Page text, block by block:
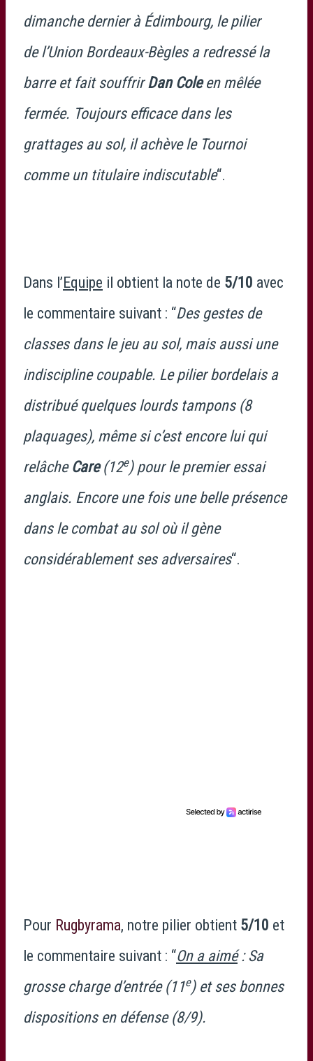
dimanche dernier à Édimbourg, le pilier
de l’Union Bordeaux-Bègles a redressé la
barre et fait souffrir Dan Coleen mêlée
fermée. Toujours efficace dans les
grattages au sol, il achève le Tournoi
comme un titulaire indiscutable“.
Dans l’Equipe il obtient la note de 5/10 avec
le commentaire suivant : “Des gestes de
classes dans le jeu au sol, mais aussi une
indiscipline coupable. Le pilier bordelais a
distribué quelques lourds tampons (8
plaquages), même si c’est encore lui qui
relâche Care(12e) pour le premier essai
anglais. Encore une fois une belle présence
dans le combat au sol où il gène
considérablement ses adversaires“.
Pour Rugbyrama, notre pilier obtient 5/10 et
le commentaire suivant : “On a aimé: Sa
grosse charge d’entrée (11e) et ses bonnes
dispositions en défense (8/9).